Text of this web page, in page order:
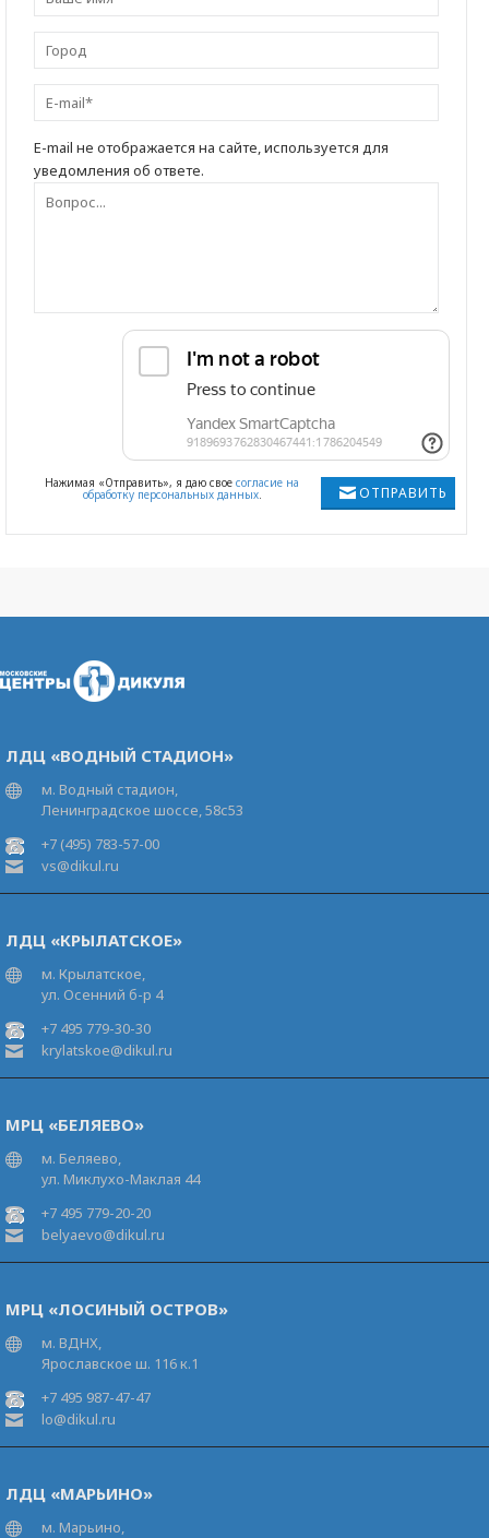
E-mail не отображается на сайте, используется для
уведомления об ответе.
ОТПРАВИТЬ
Нажимая «Отправить», я даю свое согласие на
обработку персональных данных.
ЛДЦ «ВОДНЫЙ СТАДИОН»
м. Водный стадион,
Ленинградское шоссе, 58с53
+7 (495) 783-57-00
vs@dikul.ru
ЛДЦ «КРЫЛАТСКОЕ»
м. Крылатское,
ул. Осенний б-р 4
+7 495 779-30-30
krylatskoe@dikul.ru
МРЦ «БЕЛЯЕВО»
м. Беляево,
ул. Миклухо-Маклая 44
+7 495 779-20-20
belyaevo@dikul.ru
МРЦ «ЛОСИНЫЙ ОСТРОВ»
м. ВДНХ,
Ярославское ш. 116 к.1
+7 495 987-47-47
lo@dikul.ru
ЛДЦ «МАРЬИНО»
м. Марьино,